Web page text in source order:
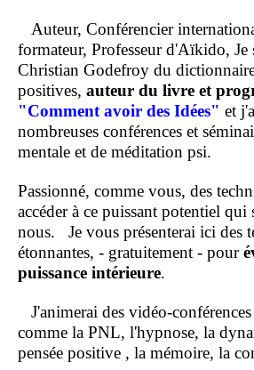
Auteur, Conférencier
formateur, Professeur d'Aïkido, Je
Christian Godefroy du dictionnaire
positives, auteur du livre et
"Comment avoir des Idées" et
nombreuses conférences et
mentale et de méditation psi.
Passionné, comme vous, des
accéder à ce puissant potentiel qui
nous. Je vous présenterai ici des
étonnantes, - gratuitement - pour
puissance intérieure.
J'animerai des vidéo-conférences
comme la PNL, l'hypnose, la
pensée positive , la mémoire, la